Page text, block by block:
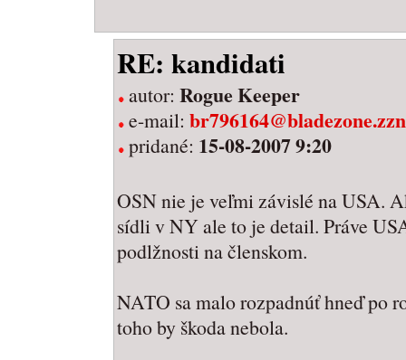
RE: kandidati
autor: Rogue Keeper
e-mail:
pridané: 15-08-2007 9:20
OSN nie je veľmi závislé na USA.
sídli v NY ale to je detail. Práve
podlžnosti na členskom.
NATO sa malo rozpadnúť hneď po
toho by škoda nebola.